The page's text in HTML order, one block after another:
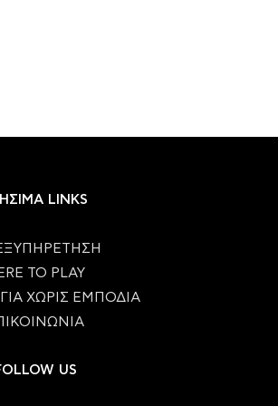
LINKS
TO PLAY
ΧΩΡΙΣ ΕΜΠΟΔΙΑ
US